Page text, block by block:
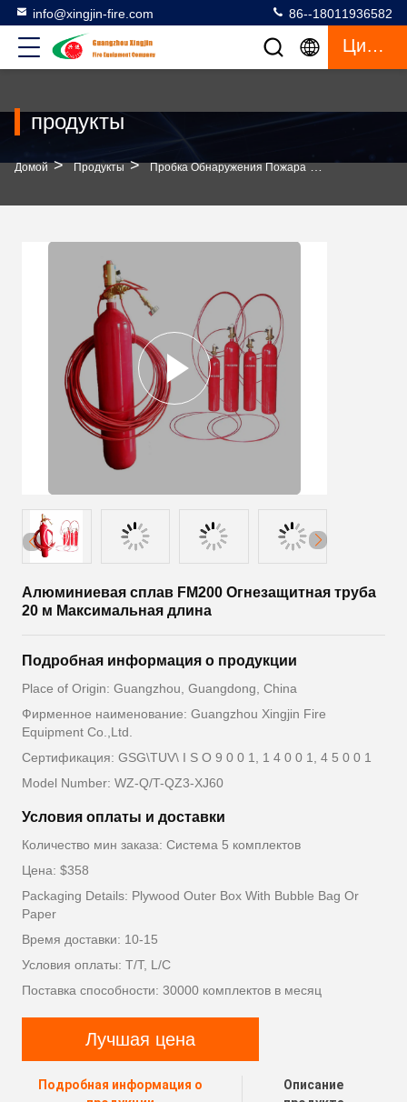
info@xingjin-fire.com 86--18011936582
Цитата
продукты
Домой > Продукты > Пробка Обнаружения Пожара >
Алюминиевая сплав FM200 Огнезащитная труба
20 м Максимальная длина
Подробная информация о продукции
Place of Origin: Guangzhou, Guangdong, China
Фирменное наименование: Guangzhou Xingjin Fire
Equipment Co.,Ltd.
Сертификация: GSG\TUV\ I S O 9 0 0 1, 1 4 0 0 1, 4 5 0 0 1
Model Number: WZ-Q/T-QZ3-XJ60
Условия оплаты и доставки
Количество мин заказа: Система 5 комплектов
Цена: $358
Packaging Details: Plywood Outer Box With Bubble Bag Or
Paper
Время доставки: 10-15
Условия оплаты: T/T, L/C
Поставка способности: 30000 комплектов в месяц
Лучшая цена
Подробная информация о
Описание